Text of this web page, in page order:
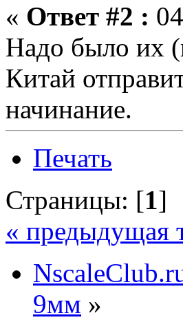
« Ответ #2 :
Надо было их
Китай
начинание.
Печать
Страницы: [1]
« предыдущая
9мм »